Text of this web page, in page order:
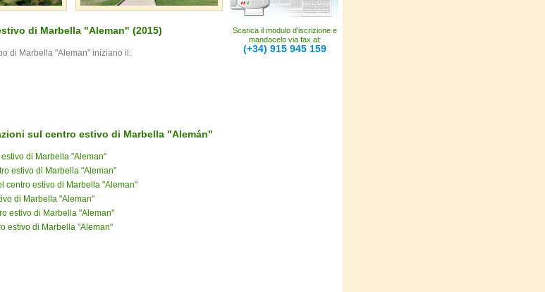
di Marbella "Aleman" (2015)
di Marbella "Aleman" iniziano il:
sul centro estivo di Marbella "Alemán"
di Marbella "Aleman"
estivo di Marbella "Aleman"
centro estivo di Marbella "Aleman"
di Marbella "Aleman"
estivo di Marbella "Aleman"
estivo di Marbella "Aleman"
Scarica il modulo d'iscrizione e
mandacelo via fax al:
(+34) 915 945 159